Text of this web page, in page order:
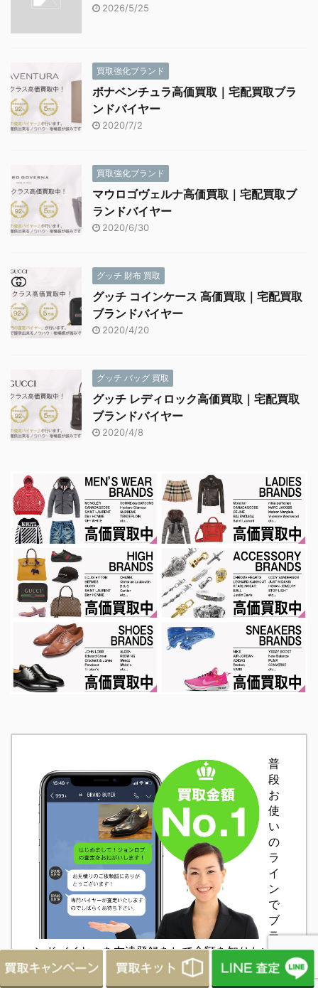
2026/5/25
買取強化ブランド
ボナベンチュラ高価買取｜宅配買取ブラ
ンドバイヤー
2020/7/2
買取強化ブランド
マウロゴヴェルナ高価買取｜宅配買取ブ
ランドバイヤー
2020/6/30
グッチ 財布 買取
グッチ コインケース 高価買取｜宅配買取
ブランドバイヤー
2020/4/20
グッチ バッグ 買取
グッチ レディロック高価買取｜宅配買取
ブランドバイヤー
2020/4/8
普
段
お
使
い
の
ラ
イ
ン
で
ブ
ラ
ンドバイヤーを友達登録をして金額を知りたいお
品物の写真を送るだけ！ ブランド品はもちろん
バッグやアクセサリー・時計・衣類なども大歓迎